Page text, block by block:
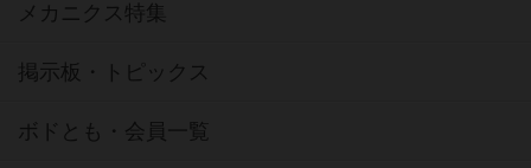
メカニクス特集
掲示板・トピックス
ボドとも・会員一覧